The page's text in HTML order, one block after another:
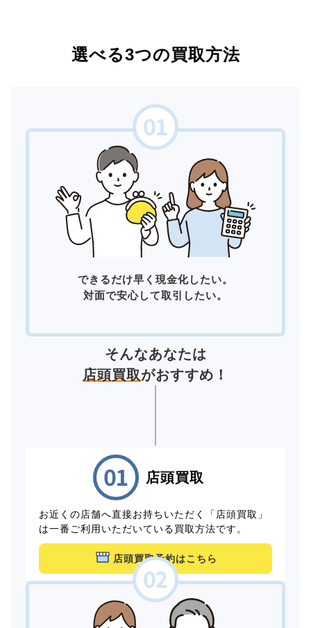
選べる3つの買取方法
できるだけ早く現金化したい。
対面で安心して取引したい。
そんなあなたは
店頭買取がおすすめ！
店頭買取
お近くの店舗へ直接お持ちいただく「店頭買取」
は一番ご利用いただいている買取方法です。
店頭買取予約はこちら